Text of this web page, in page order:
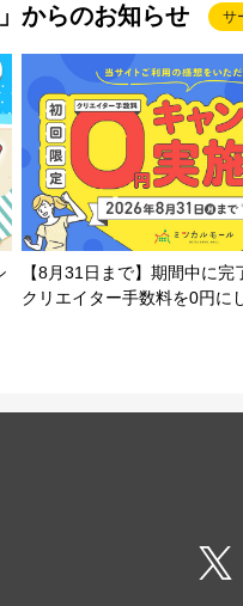
からのお知らせ サ
【8月31日まで】期間中に
クリエイター手数料を0円に